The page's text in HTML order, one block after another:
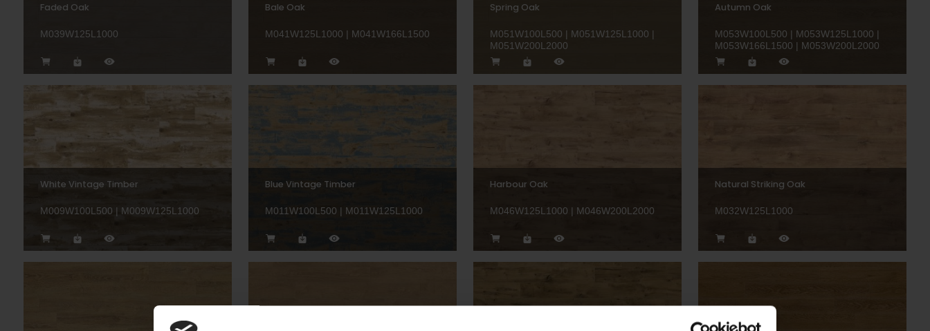
Faded Oak
M039W125L1000
Bale Oak
M041W125L1000 | M041W166L1500
Spring Oak
M051W100L500 | M051W125L1000 |
M051W200L2000
Autumn Oak
M053W100L500 | M053W125L1000 |
M053W166L1500 | M053W200L2000
White Vintage Timber
M009W100L500 | M009W125L1000
Blue Vintage Timber
M011W100L500 | M011W125L1000
Harbour Oak
M046W125L1000 | M046W200L2000
Natural Striking Oak
M032W125L1000